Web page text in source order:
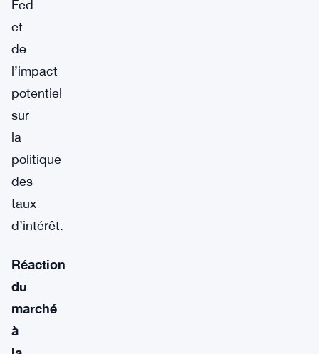
Fed
et
de
l’impact
potentiel
sur
la
politique
des
taux
d’intérêt.
Réaction
du
marché
à